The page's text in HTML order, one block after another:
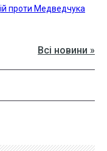
проти Медведчука
Всі новини »